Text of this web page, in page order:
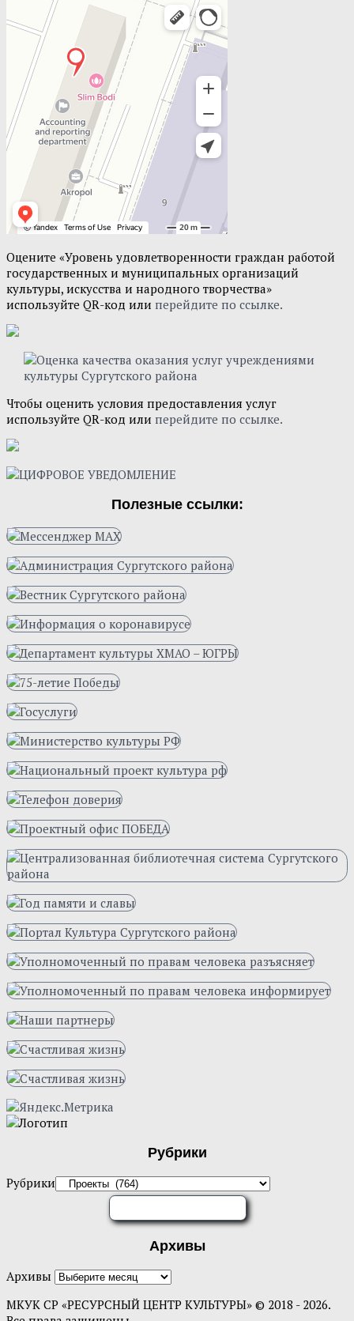
Оцените «Уровень удовлетворенности граждан работой
государственных и муниципальных организаций
культуры, искусства и народного творчества»
используйте QR-код или перейдите по ссылке.
Чтобы оценить условия предоставления услуг
используйте QR-код или перейдите по ссылке.
Полезные ссылки:
Рубрики
Рубрики
Архивы
Архивы
МКУК СР «РЕСУРСНЫЙ ЦЕНТР КУЛЬТУРЫ» © 2018 - 2026.